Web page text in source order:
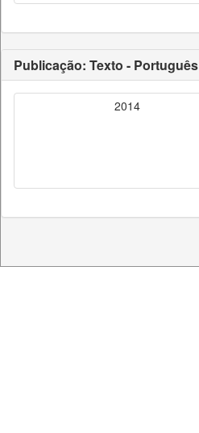
Publicação: Texto - Português
2014